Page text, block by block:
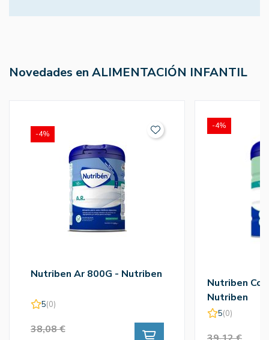
Novedades en ALIMENTACIÓN INFANTIL
Nutriben Ar 800G - Nutriben
5(0)
38,08 €
-4%
Nutriben
Nutriben
5(0)
-4%